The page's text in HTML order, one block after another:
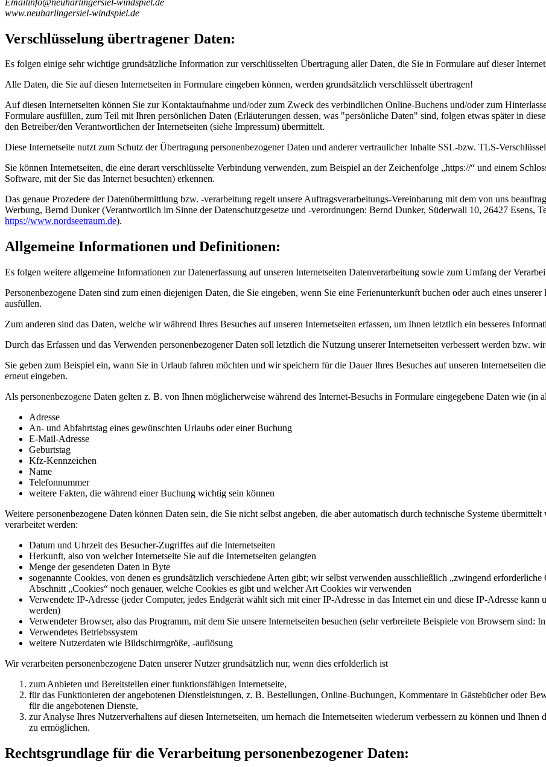
www.neuharlingersiel-windspiel.de
Verschlüsselung übertragener Daten:
Es folgen einige sehr wichtige grundsätzliche Information zur verschlüsselten Übertragung aller Daten, die Sie in Formulare auf dieser
Alle Daten, die Sie auf diesen Internetseiten in Formulare eingeben können, werden grundsätzlich verschlüsselt übertragen!
Auf diesen Internetseiten können Sie zur Kontaktaufnahme und/oder zum Zweck des verbindlichen Online-Buchens und/oder zum
Formulare ausfüllen, zum Teil mit Ihren persönlichen Daten (Erläuterungen dessen, was "persönliche Daten" sind, folgen etwas später in
den Betreiber/den Verantwortlichen der Internetseiten (siehe Impressum) übermittelt.
Diese Internetseite nutzt zum Schutz der Übertragung personenbezogener Daten und anderer vertraulicher Inhalte SSL-bzw. TLS-
Sie können Internetseiten, die eine derart verschlüsselte Verbindung verwenden, zum Beispiel an der Zeichenfolge „https://“ und einem
Software, mit der Sie das Internet besuchten) erkennen.
Das genaue Prozedere der Datenübermittlung bzw. -verarbeitung regelt unsere Auftragsverarbeitungs-Vereinbarung mit dem von uns
Werbung, Bernd Dunker (Verantwortlich im Sinne der Datenschutzgesetze und -verordnungen: Bernd Dunker, Süderwall 10, 26427 Esens,
https://www.nordseetraum.de).
Allgemeine Informationen und Definitionen:
Es folgen weitere allgemeine Informationen zur Datenerfassung auf unseren Internetseiten Datenverarbeitung sowie zum Umfang der
Personenbezogene Daten sind zum einen diejenigen Daten, die Sie eingeben, wenn Sie eine Ferienunterkunft buchen oder auch eines
ausfüllen.
Zum anderen sind das Daten, welche wir während Ihres Besuches auf unseren Internetseiten erfassen, um Ihnen letztlich ein besseres
Durch das Erfassen und das Verwenden personenbezogener Daten soll letztlich die Nutzung unserer Internetseiten verbessert werden bzw.
Sie geben zum Beispiel ein, wann Sie in Urlaub fahren möchten und wir speichern für die Dauer Ihres Besuches auf unseren Internetseiten
erneut eingeben.
Als personenbezogene Daten gelten z. B. von Ihnen möglicherweise während des Internet-Besuchs in Formulare eingegebene Daten wie (in
Adresse
An- und Abfahrtstag eines gewünschten Urlaubs oder einer Buchung
E-Mail-Adresse
Geburtstag
Kfz-Kennzeichen
Name
Telefonnummer
weitere Fakten, die während einer Buchung wichtig sein können
Weitere personenbezogene Daten können Daten sein, die Sie nicht selbst angeben, die aber automatisch durch technische Systeme
verarbeitet werden:
Datum und Uhrzeit des Besucher-Zugriffes auf die Internetseiten
Herkunft, also von welcher Internetseite Sie auf die Internetseiten gelangten
Menge der gesendeten Daten in Byte
sogenannte Cookies, von denen es grundsätzlich verschiedene Arten gibt; wir selbst verwenden ausschließlich „zwingend
Abschnitt „Cookies“ noch genauer, welche Cookies es gibt und welcher Art Cookies wir verwenden
Verwendete IP-Adresse (jeder Computer, jedes Endgerät wählt sich mit einer IP-Adresse in das Internet ein und diese IP-Adresse kann
werden)
Verwendeter Browser, also das Programm, mit dem Sie unsere Internetseiten besuchen (sehr verbreitete Beispiele von Browsern sind:
Verwendetes Betriebssystem
weitere Nutzerdaten wie Bildschirmgröße, -auflösung
Wir verarbeiten personenbezogene Daten unserer Nutzer grundsätzlich nur, wenn dies erfolderlich ist
zum Anbieten und Bereitstellen einer funktionsfähigen Internetseite,
für das Funktionieren der angebotenen Dienstleistungen, z. B. Bestellungen, Online-Buchungen, Kommentare in Gästebücher oder
für die angebotenen Dienste,
zur Analyse Ihres Nutzerverhaltens auf diesen Internetseiten, um hernach die Internetseiten wiederum verbessern zu können und Ihnen
zu ermöglichen.
Rechtsgrundlage für die Verarbeitung personenbezogener Daten: